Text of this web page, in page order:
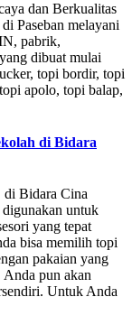
dan Berkualitas
Paseban melayani
pabrik,
dibuat mulai
topi bordir, topi
apolo, topi balap,
di Bidara
Bidara Cina
untuk
yang tepat
bisa memilih topi
pakaian yang
Anda pun akan
Untuk Anda